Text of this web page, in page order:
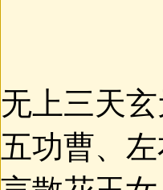
无上三天
五功曹、